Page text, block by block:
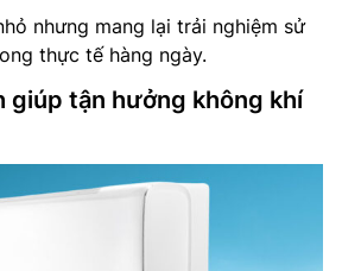
nhưng mang lại trải nghiệm sử
thực tế hàng ngày.
giúp tận hưởng không khí